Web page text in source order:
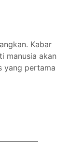
Kabar
manusia akan
yang pertama